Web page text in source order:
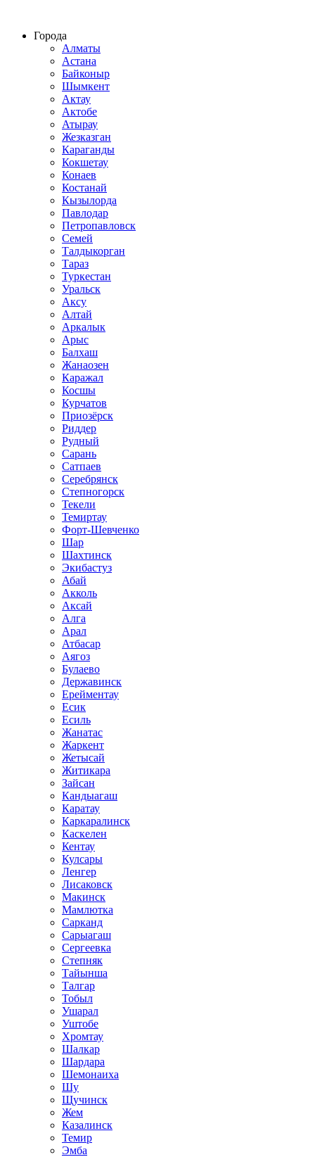
Города
Алматы
Астана
Байконыр
Шымкент
Актау
Актобе
Атырау
Жезказган
Караганды
Кокшетау
Конаев
Костанай
Кызылорда
Павлодар
Петропавловск
Семей
Талдыкорган
Тараз
Туркестан
Уральск
Аксу
Алтай
Аркалык
Арыс
Балхаш
Жанаозен
Каражал
Косшы
Курчатов
Приозёрск
Риддер
Рудный
Сарань
Сатпаев
Серебрянск
Степногорск
Текели
Темиртау
Форт-Шевченко
Шар
Шахтинск
Экибастуз
Абай
Акколь
Аксай
Алга
Арал
Атбасар
Аягоз
Булаево
Державинск
Ерейментау
Есик
Есиль
Жанатас
Жаркент
Жетысай
Житикара
Зайсан
Кандыагаш
Каратау
Каркаралинск
Каскелен
Кентау
Кулсары
Ленгер
Лисаковск
Макинск
Мамлютка
Сарканд
Сарыагаш
Сергеевка
Степняк
Тайынша
Талгар
Тобыл
Ушарал
Уштобе
Хромтау
Шалкар
Шардара
Шемонаиха
Шу
Щучинск
Жем
Казалинск
Темир
Эмба